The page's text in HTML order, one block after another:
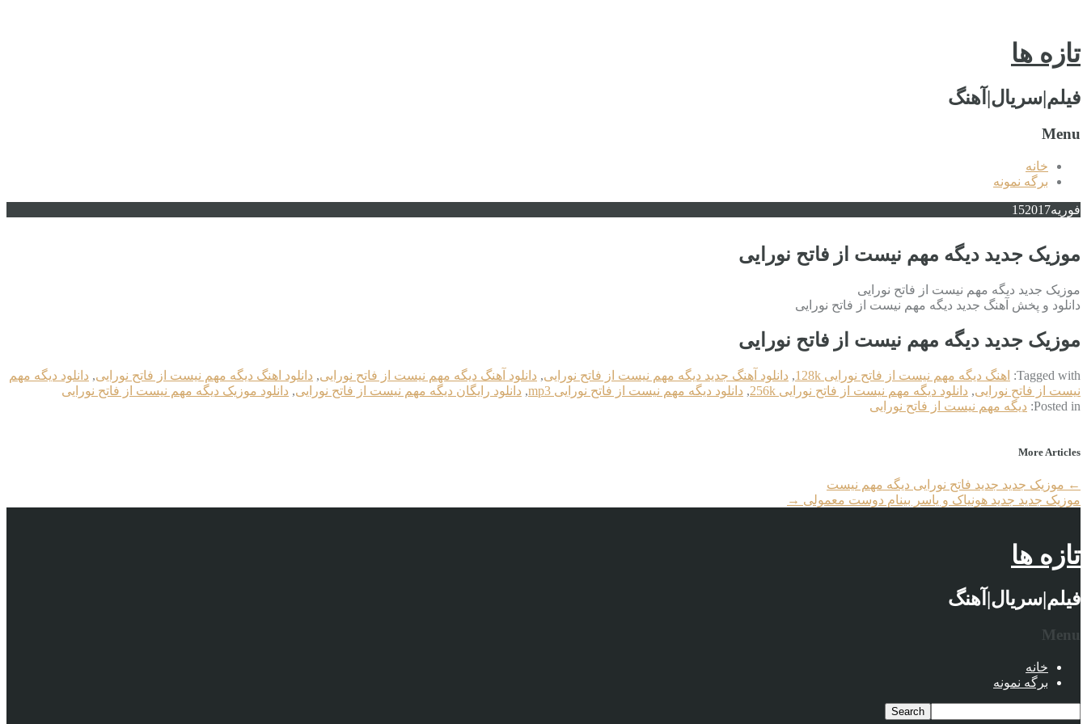
تازه ها
فیلم|سریال|آهنگ
Menu
خانه
برگه نمونه
فوریه 152017
موزیک جدید دیگه مهم نیست از فاتح نورایی
موزیک جدید دیگه مهم نیست از فاتح نورایی
دانلود و پخش آهنگ جدید دیگه مهم نیست از فاتح نورایی
موزیک جدید دیگه مهم نیست از فاتح نورایی
Tagged with: اهنگ دیگه مهم نیست از فاتح نورایی 128k , دانلود آهنگ جدید دیگه مهم نیست از فاتح نورایی, دانلود آهنگ دیگه مهم نیست از فاتح نورایی, دانلود اهنگ دیگه مهم نیست از فاتح نورایی, دانلود دیگه مهم
نیست از فاتح نورایی, دانلود دیگه مهم نیست از فاتح نورایی 256k , دانلود دیگه مهم نیست از فاتح نورایی mp3 , دانلود رایگان دیگه مهم نیست از فاتح نورایی, دانلود موزیک دیگه مهم نیست از فاتح نورایی
Posted in: دیگه مهم نیست از فاتح نورایی
More Articles
← موزیک جدید جديد فاتح نورایی دیگه مهم نیست
موزیک جدید جديد هونیاک و یاسر بینام دوست معمولی →
تازه ها
فیلم|سریال|آهنگ
Menu
خانه
برگه نمونه